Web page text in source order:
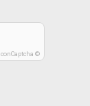
IconCaptcha ©